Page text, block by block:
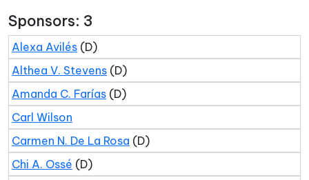
Sponsors: 3
Alexa Avilés (D)
Althea V. Stevens (D)
Amanda C. Farías (D)
Carl Wilson
Carmen N. De La Rosa (D)
Chi A. Ossé (D)